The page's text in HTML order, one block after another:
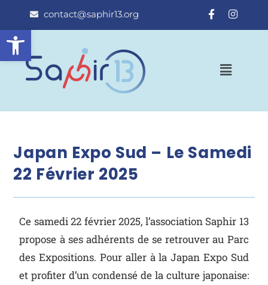
Ouvrir la barre d’outils
contact@saphir13.org
Japan Expo Sud – Le Samedi
22 Février 2025
Ce samedi 22 février 2025, l’association Saphir 13
propose à ses adhérents de se retrouver au Parc
des Expositions. Pour aller à la Japan Expo Sud
et profiter d’un condensé de la culture japonaise: